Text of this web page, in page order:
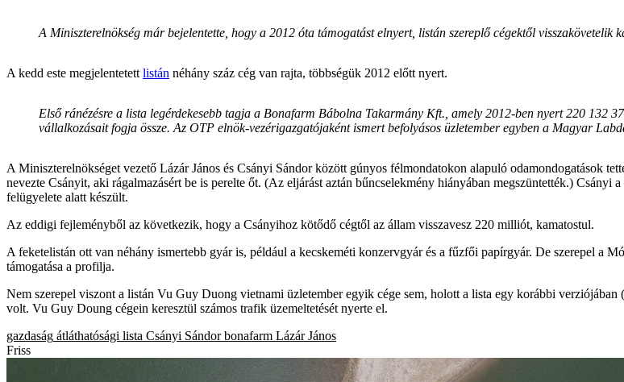
A Miniszterelnökség már bejelentette, hogy a 2012 óta támogatást elnyert, listán szereplő cégektől
A kedd este megjelentetett listán néhány száz cég van rajta, többségük 2012 előtt nyert.
Első ránézésre a lista legérdekesebb tagja a Bonafarm Bábolna Takarmány Kft., amely 2012-ben nyert 220 132
vállalkozásait fogja össze. Az OTP elnök-vezérigazgatójaként ismert befolyásos üzletember egyben a Magyar
A Miniszterelnökséget vezető Lázár János és Csányi Sándor között gúnyos félmondatokon alapuló odamondogatások
nevezte Csányit, aki rágalmazásért be is perelte őt. (Az eljárást aztán bűncselekmény hiányában megszüntették.)
felügyelete alatt készült.
Az eddigi fejleményből az következik, hogy a Csányihoz kötődő cégtől az állam visszavesz 220 milliót, kamatostul.
A feketelistán ott van néhány ismertebb gyár is, például a kecskeméti konzervgyár és a fűzfői papírgyár. De szerepel a
támogatása a profilja.
Nem szerepel viszont a listán Vu Guy Duong vietnami üzletember egyik cége sem, holott a lista egy korábbi
volt. Vu Guy Doung cégein keresztül számos trafik üzemeltetését nyerte el.
gazdaság átláthatósági lista Csányi Sándor bonafarm Lázár János
Friss